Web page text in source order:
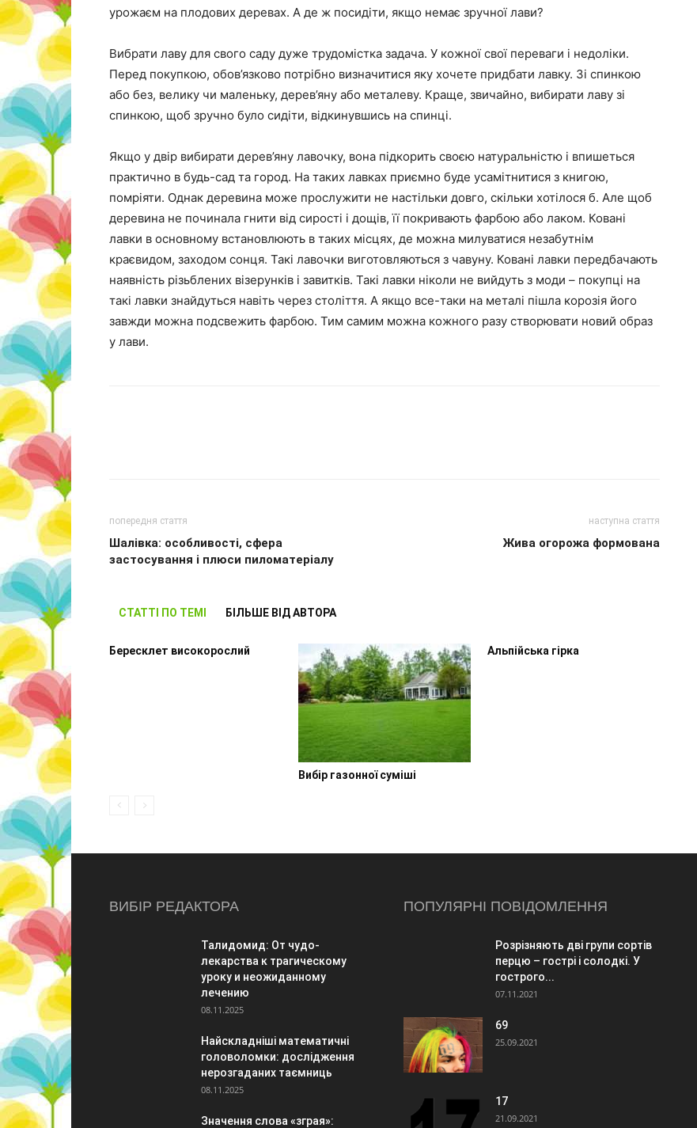
урожаєм на плодових деревах. А де ж посидіти, якщо немає зручної лави?
Вибрати лаву для свого саду дуже трудомістка задача. У кожної свої переваги і недоліки.
Перед покупкою, обов’язково потрібно визначитися яку хочете придбати лавку. Зі спинкою
або без, велику чи маленьку, дерев’яну або металеву. Краще, звичайно, вибирати лаву зі
спинкою, щоб зручно було сидіти, відкинувшись на спинці.
Якщо у двір вибирати дерев’яну лавочку, вона підкорить своєю натуральністю і впишеться
практично в будь-сад та город. На таких лавках приємно буде усамітнитися з книгою,
помріяти. Однак деревина може прослужити не настільки довго, скільки хотілося б. Але щоб
деревина не починала гнити від сирості і дощів, її покривають фарбою або лаком. Ковані
лавки в основному встановлюють в таких місцях, де можна милуватися незабутнім
краєвидом, заходом сонця. Такі лавочки виготовляються з чавуну. Ковані лавки передбачають
наявність різьблених візерунків і завитків. Такі лавки ніколи не вийдуть з моди – покупці на
такі лавки знайдуться навіть через століття. А якщо все-таки на металі пішла корозія його
завжди можна подсвежить фарбою. Тим самим можна кожного разу створювати новий образ
у лави.
попередня стаття
Шалівка: особливості, сфера
застосування і плюси пиломатеріалу
наступна стаття
Жива огорожа формована
СТАТТІ ПО ТЕМІ БІЛЬШЕ ВІД АВТОРА
Бересклет високорослий
Вибір газонної суміші
Альпійська гірка
ВИБІР РЕДАКТОРА
Талидомид: От чудо-
лекарства к трагическому
уроку и неожиданному
лечению
08.11.2025
Найскладніші математичні
головоломки: дослідження
нерозгаданих таємниць
08.11.2025
Значення слова «зграя»:
ПОПУЛЯРНІ ПОВІДОМЛЕННЯ
Розрізняють дві групи сортів
перцю – гострі і солодкі. У
гострого...
07.11.2021
69
25.09.2021
17
21.09.2021